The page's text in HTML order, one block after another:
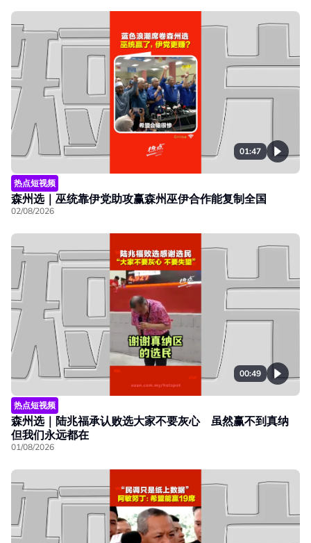
01:47
热点短视频
森州选｜巫统靠伊党助攻赢森州巫伊合作能复制全国
02/08/2026
00:49
热点短视频
森州选｜陆兆福承认败选大家不要灰心 虽然赢不到真纳
但我们永远都在
01/08/2026